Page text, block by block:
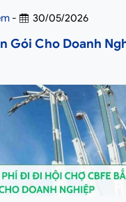
- 30/05/2026
Gói Cho Doanh